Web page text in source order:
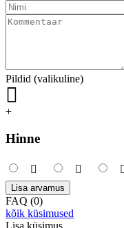
Pildid (valikuline)
+
Hinne
Lisa arvamus
FAQ (0)
kõik küsimused